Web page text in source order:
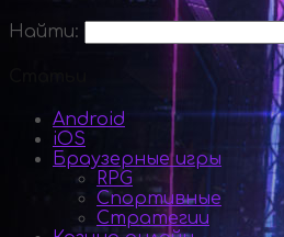
Найти:
Android
iOS
Браузерные игры
RPG
Спортивные
Стратегии